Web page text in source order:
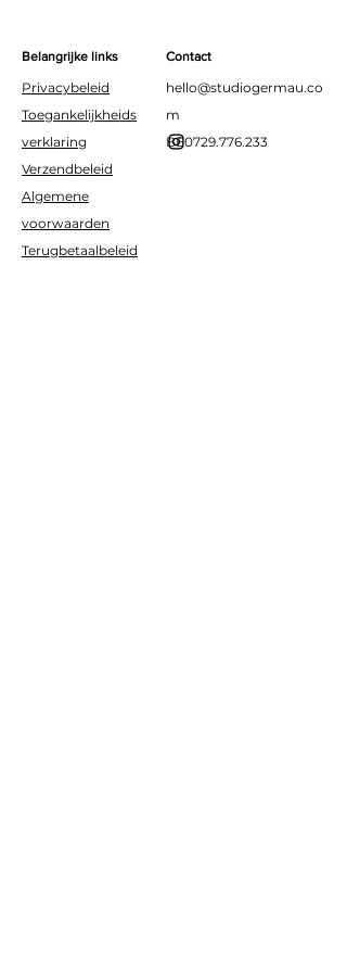
Belangrijke links
Privacybeleid
Toegankelijkheids
verklaring
Verzendbeleid
Algemene
voorwaarden
Terugbetaalbeleid
Contact
hello@studiogermau.co
m
BE0729.776.233